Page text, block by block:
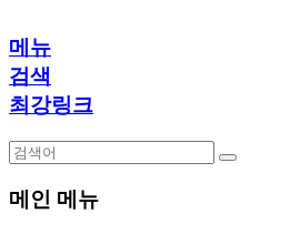
메뉴
검색
최강링크
메인 메뉴